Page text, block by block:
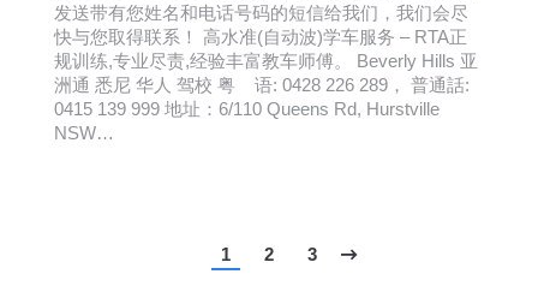
发送带有您姓名和电话号码的短信给我们，我们会尽
快与您取得联系！ 高水准(自动波)学车服务 – RTA正
规训练,专业尽责,经验丰富教车师傅。 Beverly Hills 亚
洲通 悉尼 华人 驾校 粤 语: 0428 226 289， 普通話:
0415 139 999 地址：6/110 Queens Rd, Hurstville
NSW…
1 2 3